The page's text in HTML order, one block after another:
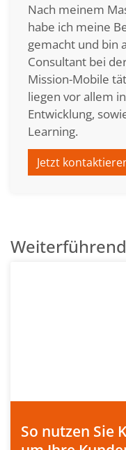
Nach meinem
habe ich meine
gemacht und bin
Consultant bei
Mission-Mobile
liegen vor allem
Entwicklung,
Learning.
Jetzt
So nutzen Sie